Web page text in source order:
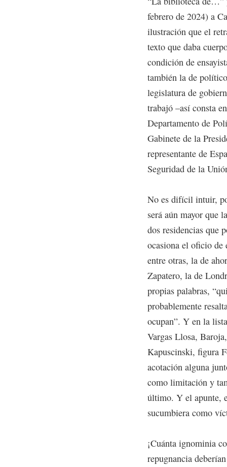
febrero de 2024) a
ilustración que el
texto que daba
condición de
también la de
legislatura de
trabajó –así consta
Departamento de
Gabinete de la
representante de
Seguridad de la
No es difícil intuir,
será aún mayor que
dos residencias que
ocasiona el oficio de
entre otras, la de
Zapatero, la de
propias palabras,
probablemente
ocupan”. Y en la
Vargas Llosa,
Kapuscinski, figura
acotación alguna
como limitación y
último. Y el apunte,
sucumbiera como
¡Cuánta ignominia
repugnancia